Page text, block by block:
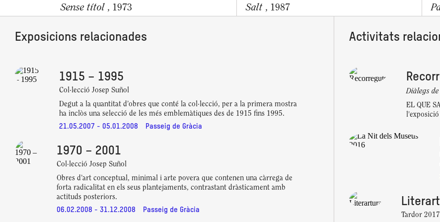
Sense títol , 1973 Salt , 1987
Exposicions relacionades
1915 – 1995
Col·lecció Josep Suñol
Degut a la quantitat d’obres que conté la col·lecció, per a la primera mostra
ha inclòs una selecció de les més emblemàtiques des de 1915 fins 1995.
21.05.2007 - 05.01.2008
Passeig de Gràcia
1970 – 2001
Col·lecció Josep Suñol
Obres d’art conceptual, minimal i arte povera que contenen una càrrega de
forta radicalitat en els seus plantejaments, contrastant dràsticament amb
actituds posteriors.
06.02.2008 - 31.12.2008
Passeig de Gràcia
Activitats
Diàlegs
EL QUE
Tardor 2017